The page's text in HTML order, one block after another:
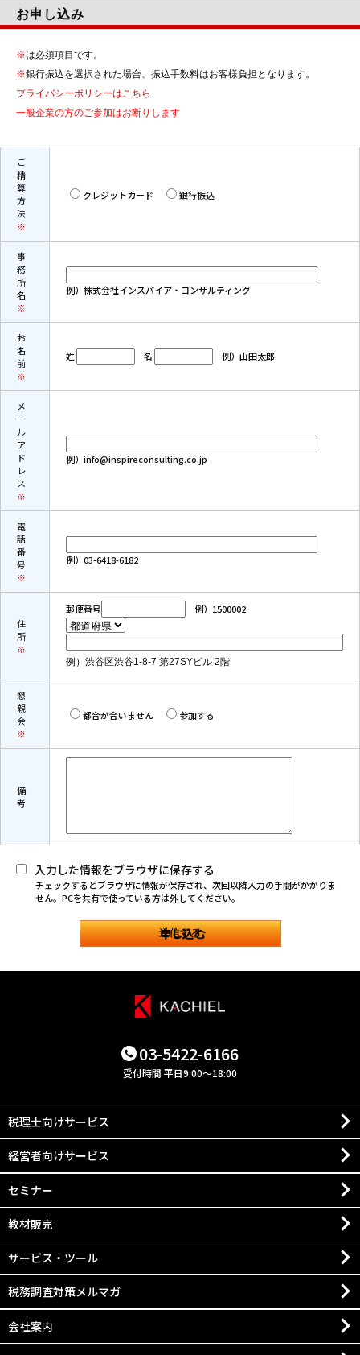
お申し込み
※は必須項目です。
※銀行振込を選択された場合、振込手数料はお客様負担となります。
プライバシーポリシーはこちら
一般企業の方のご参加はお断りします
ご
精
算
方
法
※
クレジットカード 銀行振込
事
務
所
名
※
例）株式会社インスパイア・コンサルティング
お
名
前
※
姓 名 例）山田太郎
メ
ー
ル
ア
ド
レ
ス
※
例）info@inspireconsulting.co.jp
電
話
番
号
※
例）03-6418-6182
住
所
※
郵便番号 例）1500002
例）渋谷区渋谷1-8-7 第27SYビル 2階
懇
親
会
※
都合が合いません 参加する
備
考
入力した情報をブラウザに保存する
チェックするとブラウザに情報が保存され、次回以降入力の手間がかかりま
せん。PCを共有で使っている方は外してください。
03-5422-6166
受付時間 平日9:00～18:00
税理士向けサービス
経営者向けサービス
セミナー
教材販売
サービス・ツール
税務調査対策メルマガ
会社案内